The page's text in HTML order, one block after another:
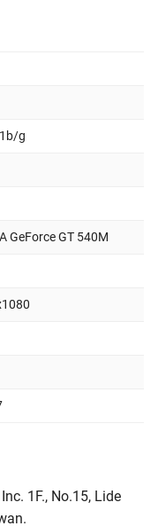
g
GeForce GT 540M
1F., No.15, Lide